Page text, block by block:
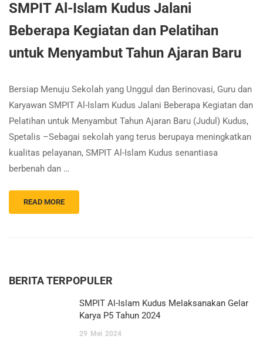
SMPIT Al-Islam Kudus Jalani
Beberapa Kegiatan dan Pelatihan
untuk Menyambut Tahun Ajaran Baru
Bersiap Menuju Sekolah yang Unggul dan Berinovasi, Guru dan
Karyawan SMPIT Al-Islam Kudus Jalani Beberapa Kegiatan dan
Pelatihan untuk Menyambut Tahun Ajaran Baru (Judul) Kudus,
Spetalis –Sebagai sekolah yang terus berupaya meningkatkan
kualitas pelayanan, SMPIT Al-Islam Kudus senantiasa
berbenah dan …
READ MORE
BERITA TERPOPULER
SMPIT Al-Islam Kudus Melaksanakan Gelar
Karya P5 Tahun 2024
29 Mei 2024